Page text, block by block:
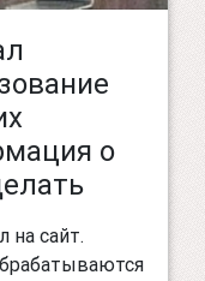
о
на сайт.